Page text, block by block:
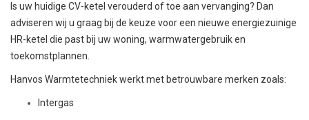
Is uw huidige CV-ketel verouderd of toe aan vervanging? Dan
adviseren wij u graag bij de keuze voor een nieuwe energiezuinige
HR-ketel die past bij uw woning, warmwatergebruik en
toekomstplannen.
Hanvos Warmtetechniek werkt met betrouwbare merken zoals:
Intergas